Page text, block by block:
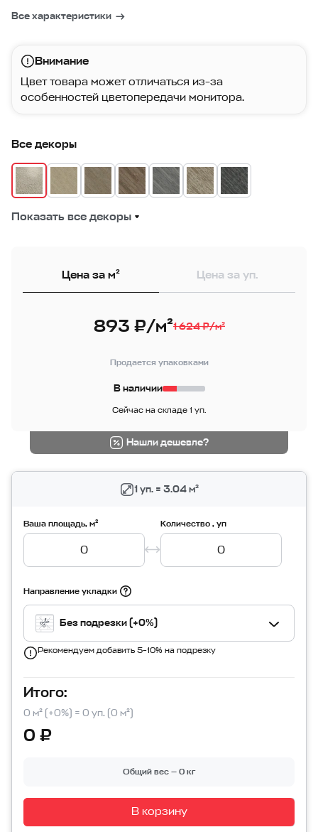
Все характеристики
Внимание
Цвет товара может отличаться из-за
особенностей цветопередачи монитора.
Все декоры
Показать все декоры
Цена за м² Цена за уп.
893 ₽/м²1 624 ₽/м²
Продается упаковками
В наличии
Сейчас на складе 1 уп.
Нашли дешевле?
1 уп. = 3.04 м²
Ваша площадь, м² Количество , уп
Направление укладки
Без подрезки (+0%)
Рекомендуем добавить 5–10% на подрезку
Итого:
0 м² (+0%) = 0 уп. (0 м²)
0 ₽
Общий вес — 0 кг
В корзину
Перейти в корзину